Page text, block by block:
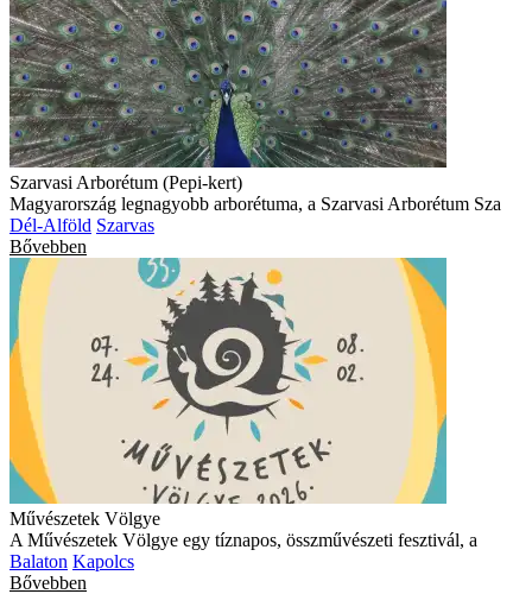
Szarvasi Arborétum (Pepi-kert)
Magyarország legnagyobb arborétuma, a Szarvasi Arborétum Sza
Dél-Alföld Szarvas
Bővebben
Művészetek Völgye
A Művészetek Völgye egy tíznapos, összművészeti fesztivál, a
Balaton Kapolcs
Bővebben